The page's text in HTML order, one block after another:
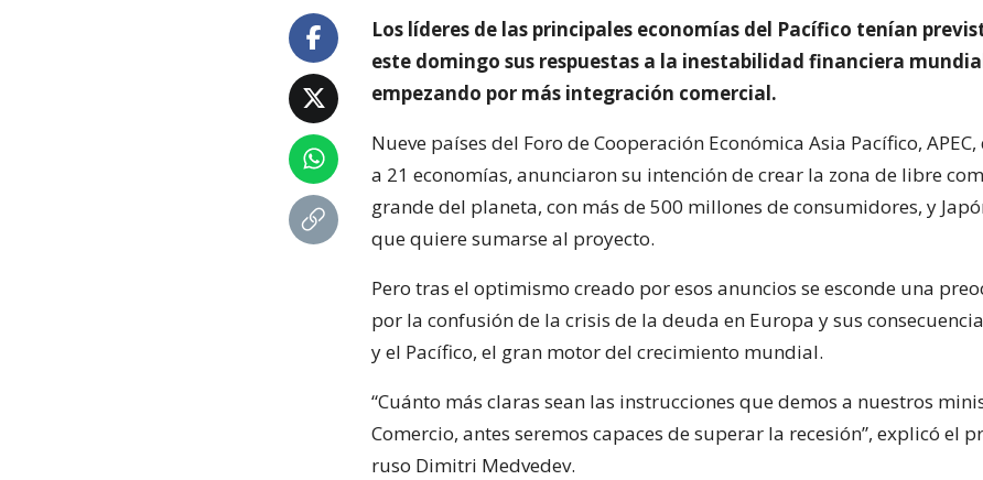
Los líderes de las principales economías del Pacífico tenían
este domingo sus respuestas a la inestabilidad financiera
empezando por más integración comercial.
Nueve países del Foro de Cooperación Económica Asia Pacífico,
a 21 economías, anunciaron su intención de crear la zona de libre
grande del planeta, con más de 500 millones de consumidores, y
que quiere sumarse al proyecto.
Pero tras el optimismo creado por esos anuncios se esconde una
por la confusión de la crisis de la deuda en Europa y sus
y el Pacífico, el gran motor del crecimiento mundial.
“Cuánto más claras sean las instrucciones que demos a nuestros
Comercio, antes seremos capaces de superar la recesión”, explicó el
ruso Dimitri Medvedev.